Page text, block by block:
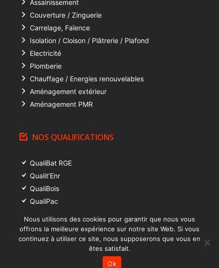
Assainissement
Couverture / Zinguerie
Carrelage, Faïence
Isolation / Cloison / Plâtrerie / Plafond
Electricité
Plomberie
Chauffage / Energies renouvelables
Aménagement extérieur
Aménagement PMR
NOS QUALIFICATIONS
QualiBat RGE
Qualit’Enr
QualiBois
QualiPac
Professionnel du Gaz
© 2016 - 2026Baudot Bat
Protection vie privée
Nous utilisons des cookies pour garantir que nous vous
offrons la meilleure expérience sur notre site Web. Si vous
continuez à utiliser ce site, nous supposerons que vous en
êtes satisfait.
Ok